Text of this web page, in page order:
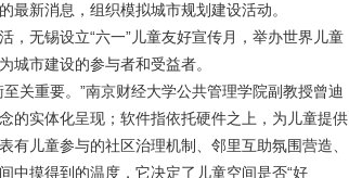
最新消息，组织模拟城市规划建设活动。
，无锡设立“六一”儿童友好宣传月，举办世界儿童
城市建设的参与者和受益者。
关重要。”南京财经大学公共管理学院副教授曾迪
的实体化呈现；软件指依托硬件之上，为儿童提供
儿童参与的社区治理机制、邻里互助氛围营造、
中摸得到的温度，它决定了儿童空间是否“好